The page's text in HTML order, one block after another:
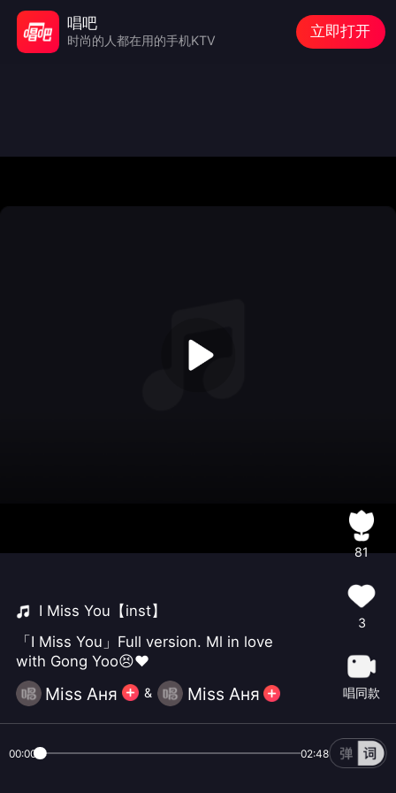
I Miss You【inst】
「I Miss You」Full version. Ml in love
with Gong Yoo😣❤️
Miss Aня & Miss Aня
81
3
唱同款
00:00 02:48
唱吧
时尚的人都在用的手机KTV
立即打开